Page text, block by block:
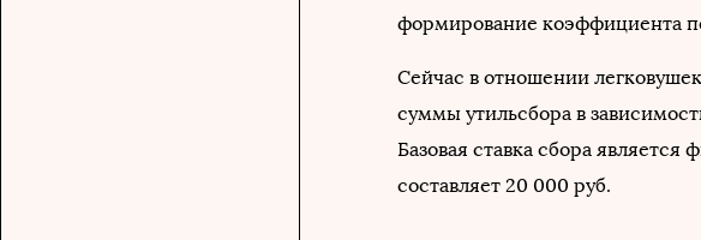
формирование коэффициента
Сейчас в отношении
суммы утильсбора в
Базовая ставка сбора
составляет 20 000 руб.